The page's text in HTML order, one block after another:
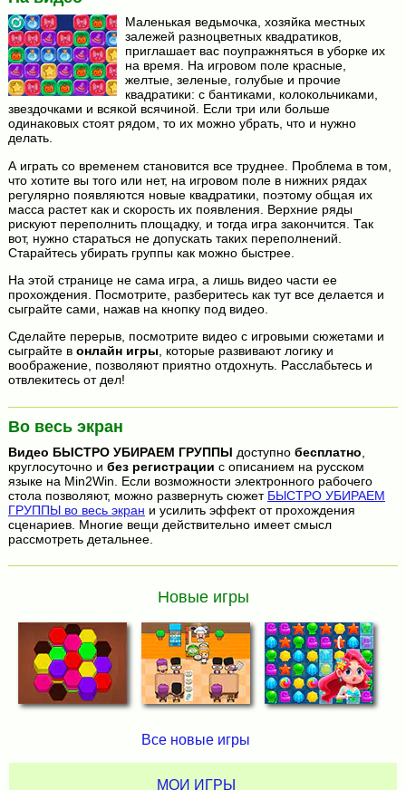
Маленькая ведьмочка, хозяйка местных
залежей разноцветных квадратиков,
приглашает вас поупражняться в уборке их
на время. На игровом поле красные,
желтые, зеленые, голубые и прочие
квадратики: с бантиками, колокольчиками,
звездочками и всякой всячиной. Если три или больше
одинаковых стоят рядом, то их можно убрать, что и нужно
делать.
А играть со временем становится все труднее. Проблема в том,
что хотите вы того или нет, на игровом поле в нижних рядах
регулярно появляются новые квадратики, поэтому общая их
масса растет как и скорость их появления. Верхние ряды
рискуют переполнить площадку, и тогда игра закончится. Так
вот, нужно стараться не допускать таких переполнений.
Старайтесь убирать группы как можно быстрее.
На этой странице не сама игра, а лишь видео части ее
прохождения. Посмотрите, разберитесь как тут все делается и
сыграйте сами, нажав на кнопку под видео.
Сделайте перерыв, посмотрите видео с игровыми сюжетами и
сыграйте в онлайн игры, которые развивают логику и
воображение, позволяют приятно отдохнуть. Расслабьтесь и
отвлекитесь от дел!
Во весь экран
Видео БЫСТРО УБИРАЕМ ГРУППЫ доступно бесплатно
круглосуточно и без регистрации с описанием на русском
языке на Min2Win. Если возможности электронного рабочего
стола позволяют, можно развернуть сюжет БЫСТРО УБИРАЕМ
ГРУППЫ во весь экран и усилить эффект от прохождения
сценариев. Многие вещи действительно имеет смысл
рассмотреть детальнее.
Новые игры
Все новые игры
МОИ ИГРЫ